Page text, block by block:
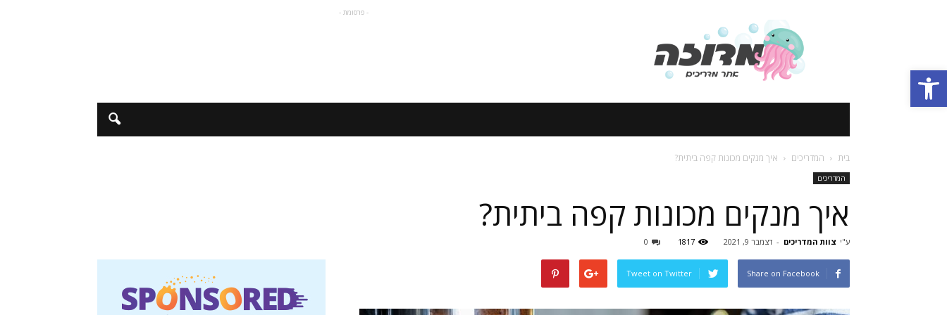
Open toolbar
מדריכים
- פרסומת -
בית המדריכים איך מנקים מכונות קפה ביתית?
המדריכים
איך מנקים מכונות קפה ביתית?
ע"י צוות המדריכים - דצמבר 9, 2021 1817
0
Share on Facebook
Tweet on Twitter